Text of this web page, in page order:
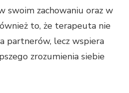
swoim zachowaniu oraz w
to, że terapeuta nie
partnerów, lecz wspiera
zrozumienia siebie